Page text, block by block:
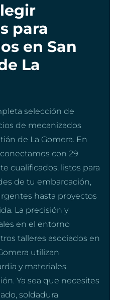
para
en San
La
selección de
de mecanizados
de La Gomera. En
con 29
cualificados, listos para
de tu embarcación,
hasta proyectos
La precisión y
en el entorno
talleres asociados en
utilizan
y materiales
Ya sea que necesites
soldadura